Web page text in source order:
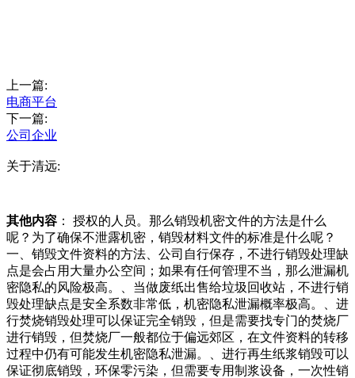
上一篇:
电商平台
下一篇:
公司企业
关于清远:
其他内容 ： 授权的人员。那么销毁机密文件的方法是什么
呢？为了确保不泄露机密，销毁材料文件的标准是什么呢？
一、销毁文件资料的方法、公司自行保存，不进行销毁处理缺
点是会占用大量办公空间；如果有任何管理不当，那么泄漏机
密隐私的风险极高。、当做废纸出售给垃圾回收站，不进行销
毁处理缺点是安全系数非常低，机密隐私泄漏概率极高。、进
行焚烧销毁处理可以保证完全销毁，但是需要找专门的焚烧厂
进行销毁，但焚烧厂一般都位于偏远郊区，在文件资料的转移
过程中仍有可能发生机密隐私泄漏。、进行再生纸浆销毁可以
保证彻底销毁，环保零污染，但需要专用制浆设备，一次性销